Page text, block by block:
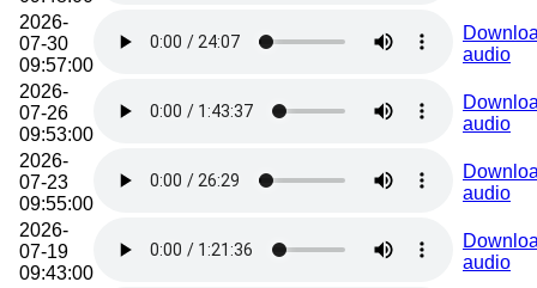
2026-
07-30
09:57:00
audio
2026-
07-26
09:53:00
audio
2026-
07-23
09:55:00
audio
2026-
07-19
09:43:00
audio